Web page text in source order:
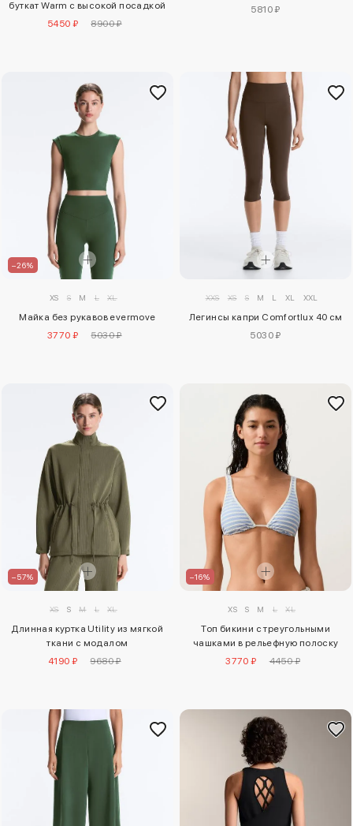
буткат Warm с высокой посадкой
5450 ₽
8900 ₽
5810 ₽
–26%
XS S M L XL
Майка без рукавов evermove
3770 ₽
5030 ₽
XXS XS S M L XL XXL
Легинсы капри Comfortlux 40 см
5030 ₽
–57%
XS S M L XL
Длинная куртка Utility из мягкой
ткани с модалом
4190 ₽
9680 ₽
–16%
XS S M L XL
Топ бикини с треугольными
чашками в рельефную полоску
3770 ₽
4450 ₽